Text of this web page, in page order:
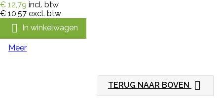
€ 12,79 incl. btw
€ 10,57 excl. btw
 In winkelwagen
Meer
TERUG NAAR BOVEN 